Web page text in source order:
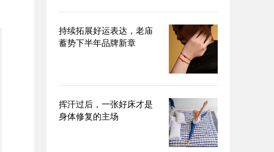
持续拓展好运表达，老庙
蓄势下半年品牌新章
挥汗过后，一张好床才是
身体修复的主场